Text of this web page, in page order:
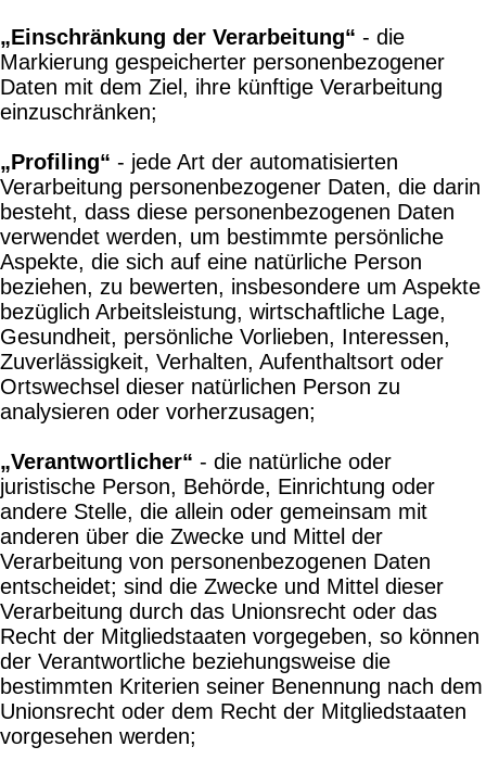
„Einschränkung der Verarbeitung“ - die
Markierung gespeicherter personenbezogener
Daten mit dem Ziel, ihre künftige Verarbeitung
einzuschränken;
„Profiling“ - jede Art der automatisierten
Verarbeitung personenbezogener Daten, die darin
besteht, dass diese personenbezogenen Daten
verwendet werden, um bestimmte persönliche
Aspekte, die sich auf eine natürliche Person
beziehen, zu bewerten, insbesondere um Aspekte
bezüglich Arbeitsleistung, wirtschaftliche Lage,
Gesundheit, persönliche Vorlieben, Interessen,
Zuverlässigkeit, Verhalten, Aufenthaltsort oder
Ortswechsel dieser natürlichen Person zu
analysieren oder vorherzusagen;
„Verantwortlicher“ - die natürliche oder
juristische Person, Behörde, Einrichtung oder
andere Stelle, die allein oder gemeinsam mit
anderen über die Zwecke und Mittel der
Verarbeitung von personenbezogenen Daten
entscheidet; sind die Zwecke und Mittel dieser
Verarbeitung durch das Unionsrecht oder das
Recht der Mitgliedstaaten vorgegeben, so können
der Verantwortliche beziehungsweise die
bestimmten Kriterien seiner Benennung nach dem
Unionsrecht oder dem Recht der Mitgliedstaaten
vorgesehen werden;